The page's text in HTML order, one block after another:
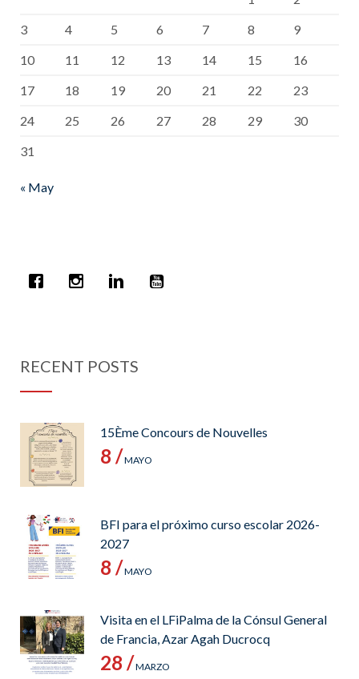
3
4 5 6 7 8
9
10
11 12 13 14 15
16
17
18 19 20 21 22
23
24
25 26 27 28 29
30
31
« May
RECENT POSTS
15Ème Concours de Nouvelles
8 /MAYO
BFI para el próximo curso escolar 2026-
2027
8 /MAYO
Visita en el LFiPalma de la Cónsul General
de Francia, Azar Agah Ducrocq
28 /MARZO